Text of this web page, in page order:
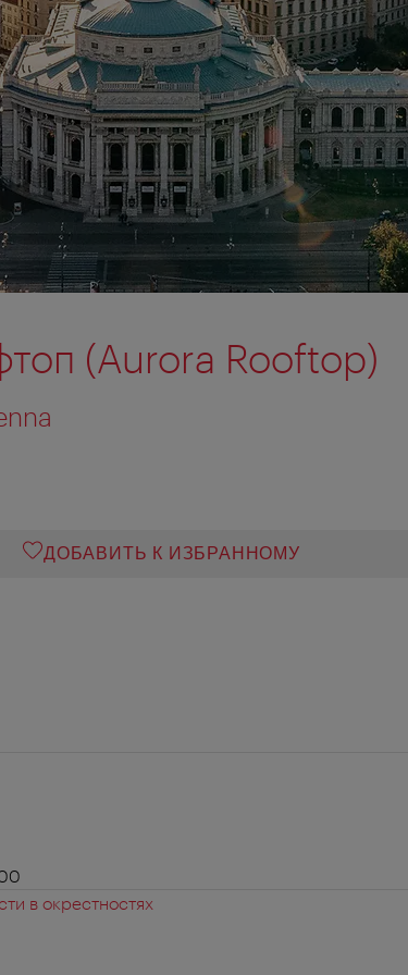
(Aurora Rooftop)
ДОБАВИТЬ К ИЗБРАННОМУ
в окрестностях